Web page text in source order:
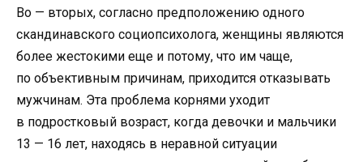
Во — вторых, согласно предположению одного
скандинавского социопсихолога, женщины являются
более жестокими еще и потому, что им чаще,
по объективным причинам, приходится отказывать
мужчинам. Эта проблема корнями уходит
в подростковый возраст, когда девочки и мальчики
13 — 16 лет, находясь в неравной ситуации